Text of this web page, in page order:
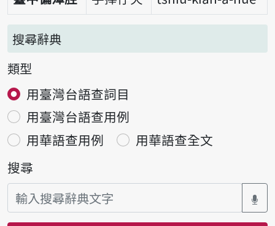
搜尋辭典
類型
用臺灣台語查詞目
用臺灣台語查用例
用華語查用例
用華語查全文
搜尋